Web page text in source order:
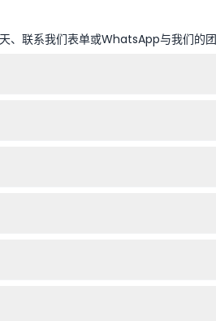
、联系我们表单或WhatsApp与我们的团